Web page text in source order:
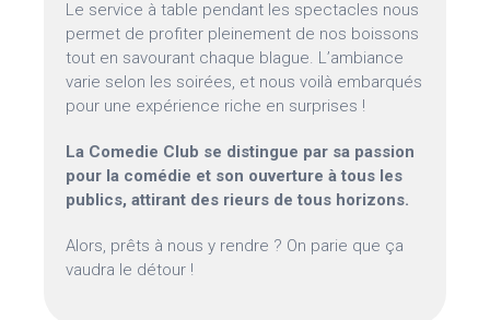
Le service à table pendant les spectacles nous
permet de profiter pleinement de nos boissons
tout en savourant chaque blague. L’ambiance
varie selon les soirées, et nous voilà embarqués
pour une expérience riche en surprises !
La Comedie Club se distingue par sa passion
pour la comédie et son ouverture à tous les
publics, attirant des rieurs de tous horizons.
Alors, prêts à nous y rendre ? On parie que ça
vaudra le détour !